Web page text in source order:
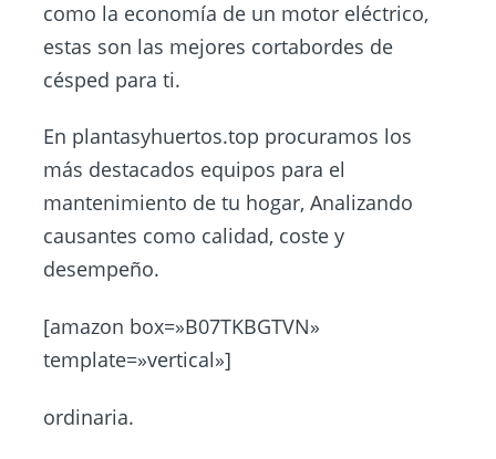
como la economía de un motor eléctrico,
estas son las mejores cortabordes de
césped para ti.
En plantasyhuertos.top procuramos los
más destacados equipos para el
mantenimiento de tu hogar, Analizando
causantes como calidad, coste y
desempeño.
[amazon box=»B07TKBGTVN»
template=»vertical»]
ordinaria.